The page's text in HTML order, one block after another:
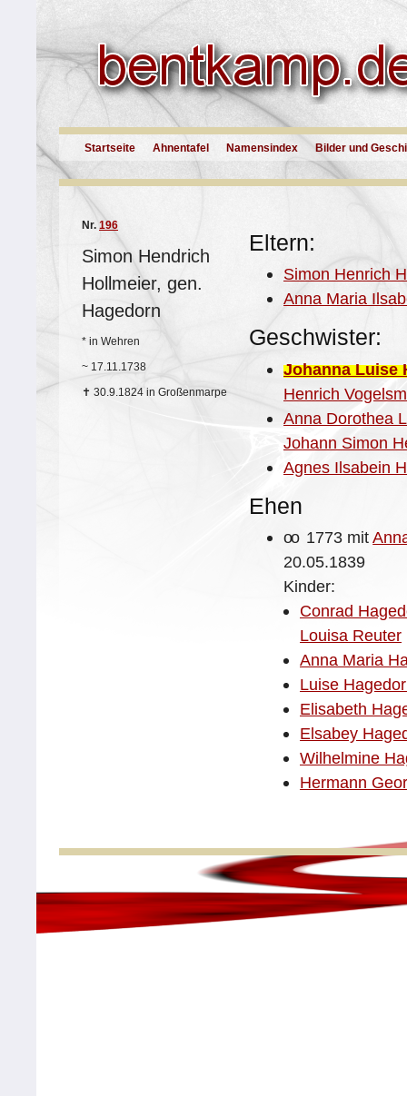
Startseite Ahnentafel Namensindex Bilder und
Nr. 196
Simon Hendrich
Hollmeier, gen.
Hagedorn
* in Wehren
~ 17.11.1738
✝ 30.9.1824 in Großenmarpe
Eltern:
Simon Henrich
Anna Maria
Geschwister:
Johanna Luise
Henrich
Anna Dorothea
Johann Simon
Agnes Ilsabein
Ehen
oo 1773 mit
20.05.1839
Kinder:
Conrad
Louisa Reuter
Anna Maria
Luise
Elisabeth
Elsabey
Wilhelmine
Hermann